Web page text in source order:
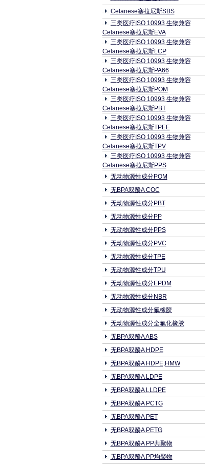
Celanese塞拉尼斯SBS
三类医疗ISO 10993 生物兼容
Celanese塞拉尼斯EVA
三类医疗ISO 10993 生物兼容
Celanese塞拉尼斯LCP
三类医疗ISO 10993 生物兼容
Celanese塞拉尼斯PA66
三类医疗ISO 10993 生物兼容
Celanese塞拉尼斯POM
三类医疗ISO 10993 生物兼容
Celanese塞拉尼斯PBT
三类医疗ISO 10993 生物兼容
Celanese塞拉尼斯TPEE
三类医疗ISO 10993 生物兼容
Celanese塞拉尼斯TPV
三类医疗ISO 10993 生物兼容
Celanese塞拉尼斯PPS
无动物源性成分POM
无BPA双酚A COC
无动物源性成分PBT
无动物源性成分PP
无动物源性成分PPS
无动物源性成分PVC
无动物源性成分TPE
无动物源性成分TPU
无动物源性成分EPDM
无动物源性成分NBR
无动物源性成分氟橡胶
无动物源性成分全氟化橡胶
无BPA双酚A ABS
无BPA双酚A HDPE
无BPA双酚A HDPE,HMW
无BPA双酚A LDPE
无BPA双酚A LLDPE
无BPA双酚A PCTG
无BPA双酚A PET
无BPA双酚A PETG
无BPA双酚A PP共聚物
无BPA双酚A PP均聚物